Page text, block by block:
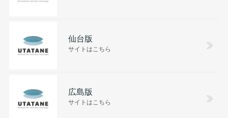
仙台版
サイトはこちら
広島版
サイトはこちら